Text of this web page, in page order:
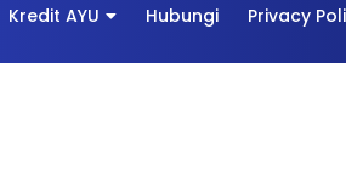
Kredit AYU Hubungi Privacy